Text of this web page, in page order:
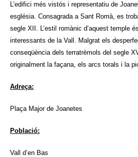
L’edifici més vistós i representatiu de
església. Consagrada a Sant Romà, es
segle XII. L’estil romànic d’aquest temple
interessants de la Vall. Malgrat els
conseqüència dels terratrèmols del segle
originalment la façana, els arcs torals i la
Adreça:
Plaça Major de Joanetes
Població:
Vall d’en Bas